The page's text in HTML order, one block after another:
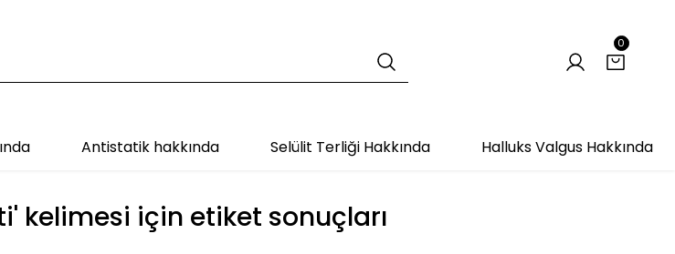
0
Antistatik hakkında Selülit Terliği Hakkında Halluks Valgus Hakkında
kelimesi için etiket sonuçları